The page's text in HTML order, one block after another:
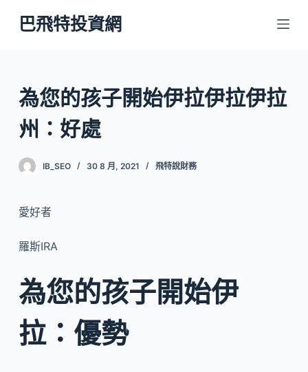
跳
至
內
容
巴飛特投資網
為您的孩子開始伊拉伊拉伊拉
州：好處
IB_SEO 30 8 月, 2021 飛特說財務
愛好者
羅斯IRA
為您的孩子開始伊
拉：優勢